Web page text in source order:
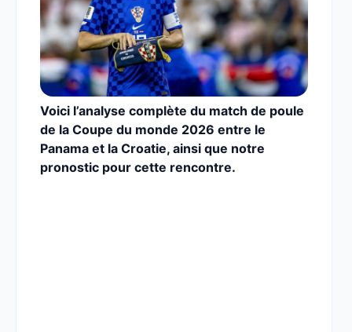
Voici l’analyse complète du match de poule
de la Coupe du monde 2026 entre le
Panama et la Croatie, ainsi que notre
pronostic pour cette rencontre.